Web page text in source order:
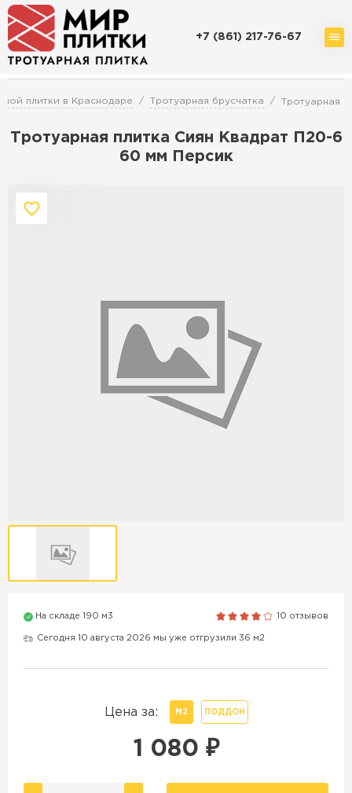
+7 (861) 217-76-67
плитки в Краснодаре Тротуарная брусчатка Тротуарная
Тротуарная плитка Сиян Квадрат П20-6
60 мм Персик
На складе 190 м3 10 отзывов
Сегодня 10 августа 2026 мы уже отгрузили 36 м2
Цена за: М2 ПОДДОН
1 080 ₽
Продажа бордюров в
Краснодаре
ПЕРЕЙТИ
ПОКАЗАТЬ БОЛЬШЕ
ВСЕ ПРОИЗВОДИТЕЛИ